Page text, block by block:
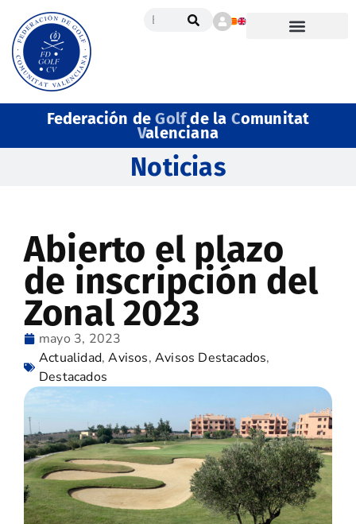
Federación deGolfde la Comunitat
Valenciana
Noticias
Abierto el plazo
de inscripción del
Zonal 2023
mayo 3, 2023
Actualidad,Avisos,Avisos Destacados,
Destacados